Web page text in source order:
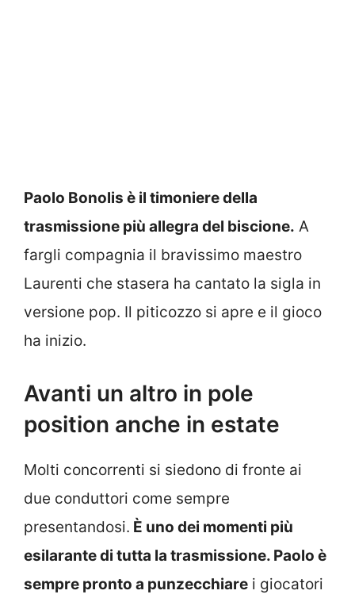
Paolo Bonolis è il timoniere della
trasmissione più allegra del biscione. A
fargli compagnia il bravissimo maestro
Laurenti che stasera ha cantato la sigla in
versione pop. Il piticozzo si apre e il gioco
ha inizio.
Avanti un altro in pole
position anche in estate
Molti concorrenti si siedono di fronte ai
due conduttori come sempre
presentandosi. È uno dei momenti più
esilarante di tutta la trasmissione. Paolo è
sempre pronto a punzecchiare i giocatori